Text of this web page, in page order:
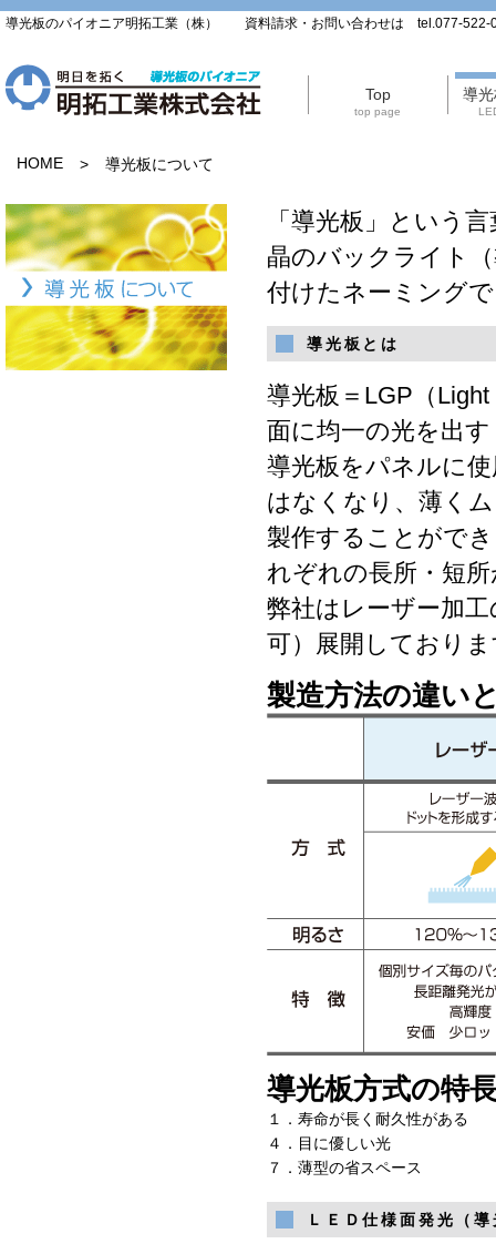
導光板のパイオニア明拓工業（株） 資料請求・お問い合わせは tel.077-522-
Top
top page
導
HOME > 導光板について
「導光板」という
晶のバックライト
付けたネーミング
導光板とは
導光板＝LGP（
面に均一の光を出
導光板をパネルに
はなくなり、薄く
製作することがで
れぞれの長所・短
弊社はレーザー加
可）展開しており
製造方法の違い
導光板方式の特
１．寿命が長く耐久性がある　
４．目に優しい光　　　　　　
７．薄型の省スペース　　　　
ＬＥＤ仕様面発光（